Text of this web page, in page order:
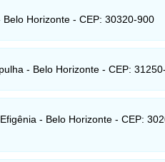
Horizonte - CEP: 30320-900
- Belo Horizonte - CEP:
- Belo Horizonte - CEP: